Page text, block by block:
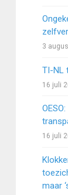
3
TI-NL
16 juli
16 juli
maar